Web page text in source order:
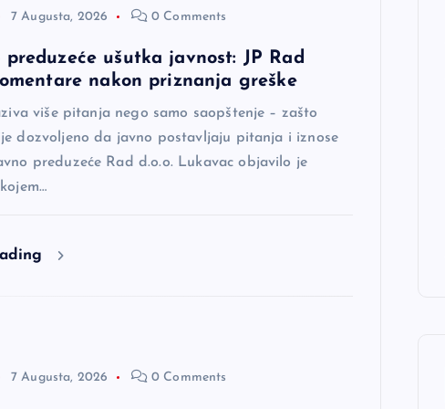
7 Augusta, 2026 0 Comments
preduzeće ušutka javnost: JP Rad
nakon priznanja greške
više pitanja nego samo saopštenje – zašto
dozvoljeno da javno postavljaju pitanja i iznose
preduzeće Rad d.o.o. Lukavac objavilo je
7 Augusta, 2026 0 Comments